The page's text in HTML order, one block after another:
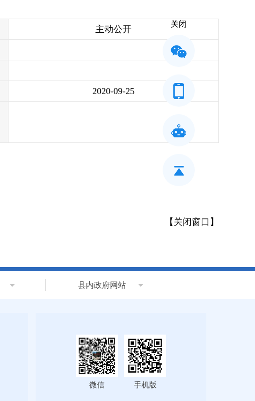
主动公开
2020-09-25
【 关闭窗口 】
县内政府网站
微信 手机版
关闭